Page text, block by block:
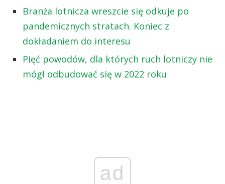
Branża lotnicza wreszcie się odkuje po
pandemicznych stratach. Koniec z
dokładaniem do interesu
Pięć powodów, dla których ruch lotniczy nie
mógł odbudować się w 2022 roku
ad